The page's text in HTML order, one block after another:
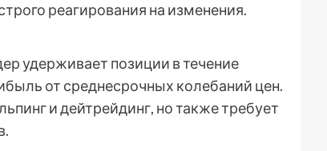
реагирования на изменения.
удерживает позиции в течение
от среднесрочных колебаний цен.
и дейтрейдинг, но также требует